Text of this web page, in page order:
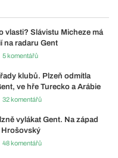
vlasti? Slávistu Micheze má
na radaru Gent
5 komentářů
klubů. Plzeň odmítla
ve hře Turecko a Arábie
32 komentářů
vylákat Gent. Na západ
Hrošovský
48 komentářů